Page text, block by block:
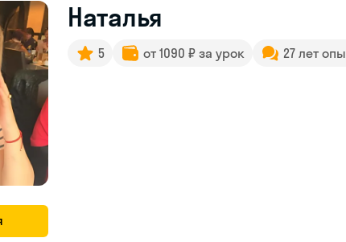
Наталья
5 от 1090 ₽ за урок 27 лет